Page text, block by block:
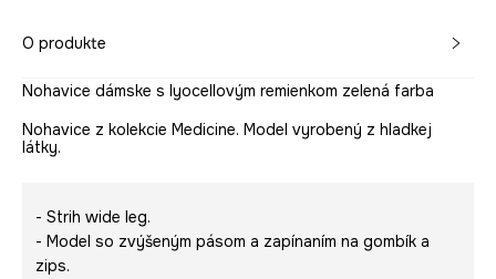
O produkte
Nohavice dámske s lyocellovým remienkom zelená farba
Nohavice z kolekcie Medicine. Model vyrobený z hladkej
látky.
- Strih wide leg.
- Model so zvýšeným pásom a zapínaním na gombík a
zips.